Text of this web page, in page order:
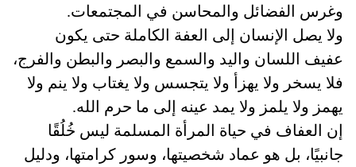
وغرس الفضائل والمحاسن في المجتمعات.
ولا يصل الإنسان إلى العفة الكاملة حتى يكون
عفيف اللسان واليد والسمع والبصر والبطن والفرج،
فلا يسخر ولا يهزأ ولا يتجسس ولا يغتاب ولا ينم ولا
يهمز ولا يلمز ولا يمد عينه إلى ما حرم الله.
إن العفاف في حياة المرأة المسلمة ليس خُلُقًا
جانبيًا، بل هو عماد شخصيتها، وسور كرامتها، ودليل